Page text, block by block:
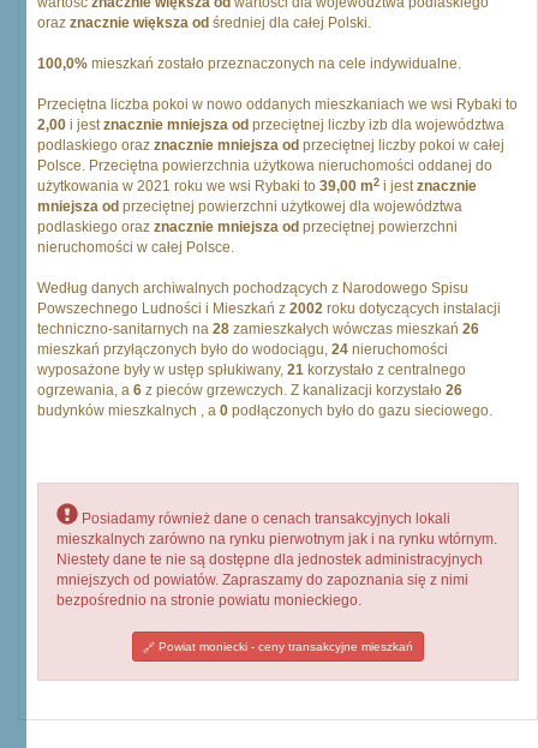
oraz znacznie większa od średniej dla całej Polski.
100,0% mieszkań zostało przeznaczonych na cele indywidualne.
Przeciętna liczba pokoi w nowo oddanych mieszkaniach we wsi Rybaki to
2,00 i jestznacznie mniejsza od przeciętnej liczby izb dla województwa
podlaskiego oraz znacznie mniejsza od przeciętnej liczby pokoi w całej
Polsce. Przeciętna powierzchnia użytkowa nieruchomości oddanej do
użytkowania w 2021 roku we wsi Rybaki to 39,00 m2 i jestznacznie
mniejsza od przeciętnej powierzchni użytkowej dla województwa
podlaskiego oraz znacznie mniejsza od przeciętnej powierzchni
nieruchomości w całej Polsce.
Według danych archiwalnych pochodzących z Narodowego Spisu
Powszechnego Ludności i Mieszkań z 2002 roku dotyczących instalacji
techniczno-sanitarnych na 28 zamieszkałych wówczas mieszkań 26
mieszkań przyłączonych było do wodociągu, 24 nieruchomości
wyposażone były w ustęp spłukiwany, 21 korzystało z centralnego
ogrzewania, a 6 z pieców grzewczych. Z kanalizacji korzystało 26
budynków mieszkalnych , a 0 podłączonych było do gazu sieciowego.
Posiadamy również dane o cenach transakcyjnych lokali
mieszkalnych zarówno na rynku pierwotnym jak i na rynku wtórnym.
Niestety dane te nie są dostępne dla jednostek administracyjnych
mniejszych od powiatów. Zapraszamy do zapoznania się z nimi
bezpośrednio na stronie powiatu monieckiego.
Powiat moniecki - ceny transakcyjne mieszkań